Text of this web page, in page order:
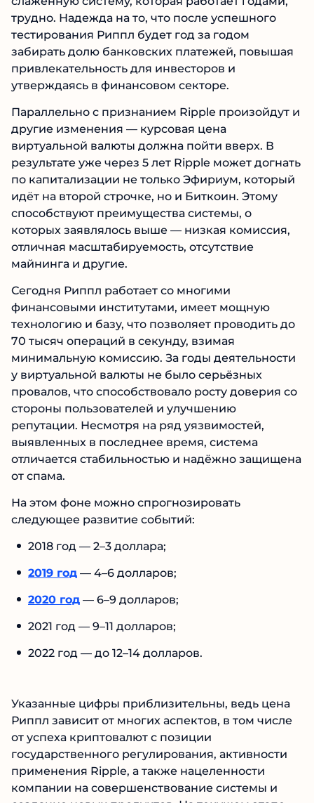
трудно. Надежда на то, что после успешного
тестирования Риппл будет год за годом
забирать долю банковских платежей, повышая
привлекательность для инвесторов и
утверждаясь в финансовом секторе.
Параллельно с признанием Ripple произойдут и
другие изменения — курсовая цена
виртуальной валюты должна пойти вверх. В
результате уже через 5 лет Ripple может догнать
по капитализации не только Эфириум, который
идёт на второй строчке, но и Биткоин. Этому
способствуют преимущества системы, о
которых заявлялось выше — низкая комиссия,
отличная масштабируемость, отсутствие
майнинга и другие.
Сегодня Риппл работает со многими
финансовыми институтами, имеет мощную
технологию и базу, что позволяет проводить до
70 тысяч операций в секунду, взимая
минимальную комиссию. За годы деятельности
у виртуальной валюты не было серьёзных
провалов, что способствовало росту доверия со
стороны пользователей и улучшению
репутации. Несмотря на ряд уязвимостей,
выявленных в последнее время, система
отличается стабильностью и надёжно защищена
от спама.
На этом фоне можно спрогнозировать
следующее развитие событий:
2018 год — 2–3 доллара;
2019 год — 4–6 долларов;
2020 год — 6–9 долларов;
2021 год — 9–11 долларов;
2022 год — до 12–14 долларов.
Указанные цифры приблизительны, ведь цена
Риппл зависит от многих аспектов, в том числе
от успеха криптовалют с позиции
государственного регулирования, активности
применения Ripple, а также нацеленности
компании на совершенствование системы и